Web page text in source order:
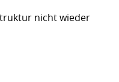
nicht wieder